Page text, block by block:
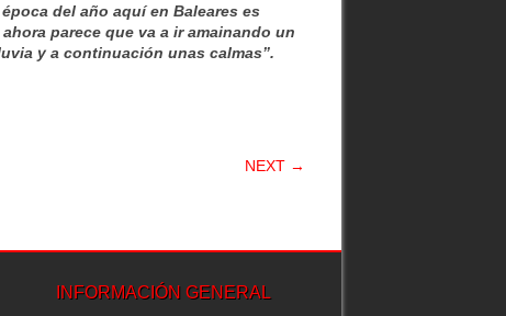
del año aquí en Baleares es
parece que va a ir amainando un
y a continuación unas calmas”.
NEXT →
INFORMACIÓN GENERAL